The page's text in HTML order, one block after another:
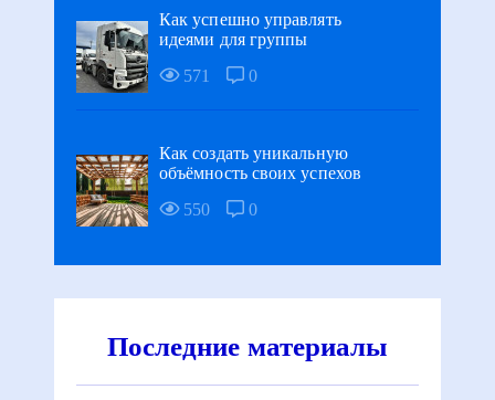
Как успешно управлять
идеями для группы
571
0
Как создать уникальную
объёмность своих успехов
550
0
Последние материалы